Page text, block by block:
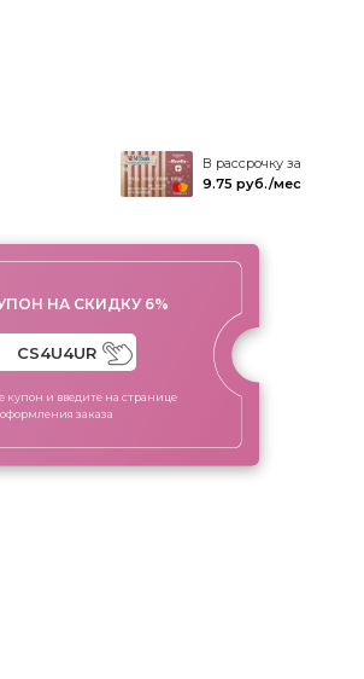
В рассрочку за
9.75 руб./мес
НА СКИДКУ 6%
купон и введите на странице
оформления заказа